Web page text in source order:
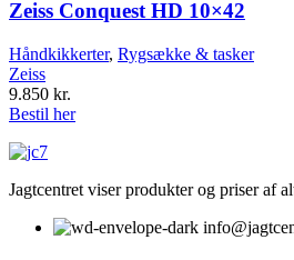
Zeiss Conquest HD 10×42
Håndkikkerter, Rygsække & tasker
Zeiss
9.850 kr.
Bestil her
Jagtcentret viser produkter og priser af